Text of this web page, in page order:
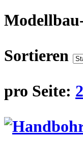
Sortieren
pro Seite: